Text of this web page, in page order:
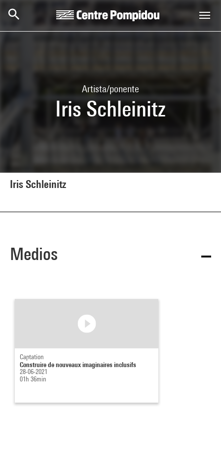
Artista/ponente
Iris Schleinitz
Iris Schleinitz
Medios
Captation
Construire de nouveaux imaginaires inclusifs
28-06-2021
01h 36min